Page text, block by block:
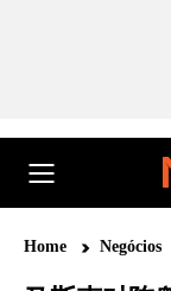
Home Negócios